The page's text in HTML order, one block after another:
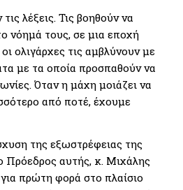
λέξεις. Τις βοηθούν να
νόημά τους, σε μια εποχή
ολιγάρχες τις αμβλύνουν με
με τα οποία προσπαθούν να
Όταν η μάχη μοιάζει να
από ποτέ, έχουμε
της εξωστρέφειας της
αυτής, κ. Μιχάλης
πρώτη φορά στο πλαίσιο